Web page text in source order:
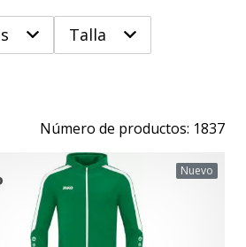
Talla
Número de productos: 1837
Nuevo